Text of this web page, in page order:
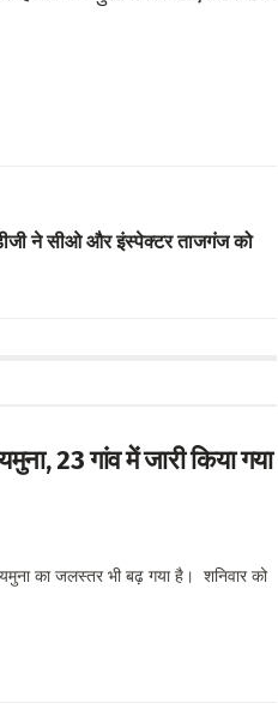
ने सीओ और इंस्पेक्टर ताजगंज को
23 गांव में जारी किया गया
यमुना का जलस्तर भी बढ़ गया है। शनिवार को